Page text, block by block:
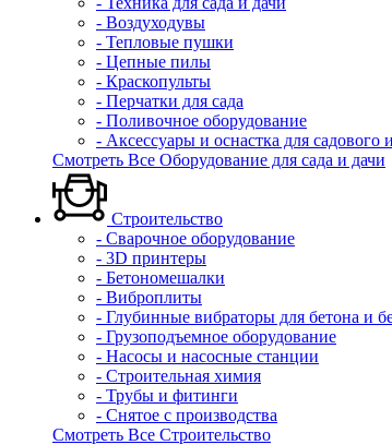
- Воздуходувы
- Тепловые пушки
- Цепные пилы
- Краскопульты
- Перчатки для сада
- Поливочное оборудование
- Аксессуары и оснастка для садового
Смотреть Все Оборудование для сада и дачи
Строительство
- Сварочное оборудование
- 3D принтеры
- Бетономешалки
- Виброплиты
- Глубинные вибраторы для бетона и
- Грузоподъемное оборудование
- Насосы и насосные станции
- Строительная химия
- Трубы и фитинги
- Снятое с производства
Смотреть Все Строительство